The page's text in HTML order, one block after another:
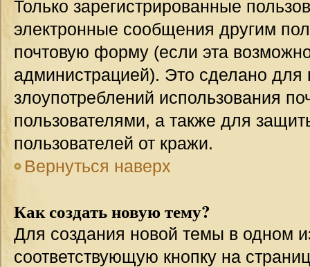
Только зарегистрированные
электронные сообщения другим
почтовую форму (если эта
администрацией). Это сделано для
злоупотреблений использования
пользователями, а также для
пользователей от кражи.
Вернуться наверх
Как создать новую тему?
Для создания новой темы в одном
соответствующую кнопку на